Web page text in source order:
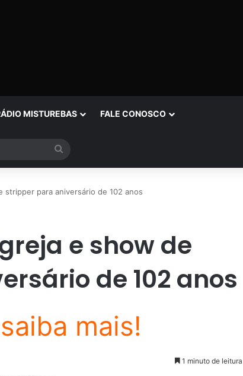
MISTUREBAS FALE CONOSCO
por
stripper para aniversário de 102 anos
e show de
de 102 anos
1 minuto de leitura